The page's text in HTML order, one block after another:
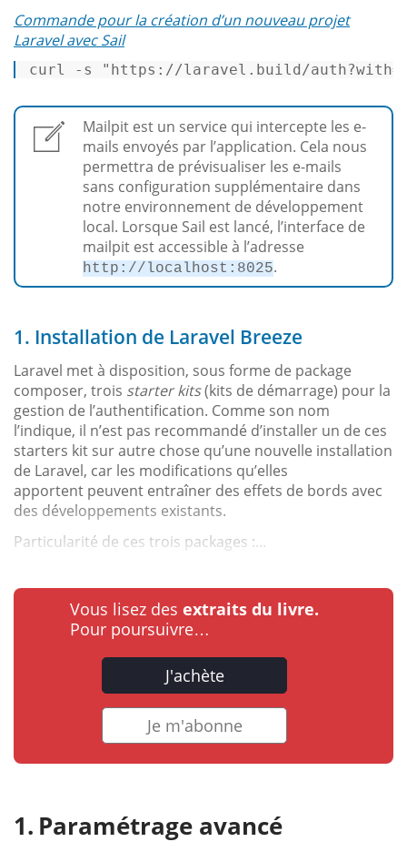
Commande pour la création d’un nouveau projet
Laravel avec Sail
curl -s "https://laravel.build/
Mailpit est un service qui intercepte les e-
mails envoyés par l’application. Cela nous
permettra de prévisualiser les e-mails
sans configuration supplémentaire dans
notre environnement de développement
local. Lorsque Sail est lancé, l’interface de
mailpit est accessible à l’adresse
http://localhost:8025.
1. Installation de Laravel Breeze
Laravel met à disposition, sous forme de package
composer, trois starter kits(kits de démarrage) pour la
gestion de l’authentification. Comme son nom
l’indique, il n’est pas recommandé d’installer un de ces
starters kit sur autre chose qu’une nouvelle installation
de Laravel, car les modifications qu’elles
apportent peuvent entraîner des effets de bords avec
des développements existants.
Particularité de ces trois packages :...
Vous lisez des extraits du livre.
Pour poursuivre…
J'achète
Je m'abonne
Paramétrage avancé